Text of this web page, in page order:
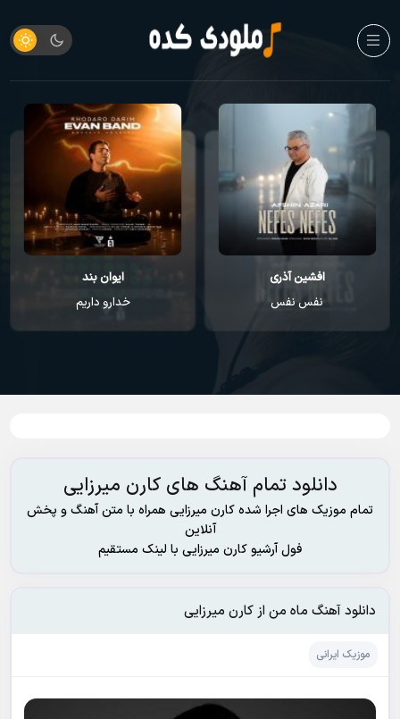
افشین آذری
نفس نفس
ایوان بند
خدارو داریم
دانلود تمام آهنگ های کارن میرزایی
تمام موزیک های اجرا شده کارن میرزایی همراه با متن آهنگ و پخش
آنلاین
فول آرشیو کارن میرزایی با لینک مستقیم
دانلود آهنگ ماه من از کارن میرزایی
موزیک ایرانی